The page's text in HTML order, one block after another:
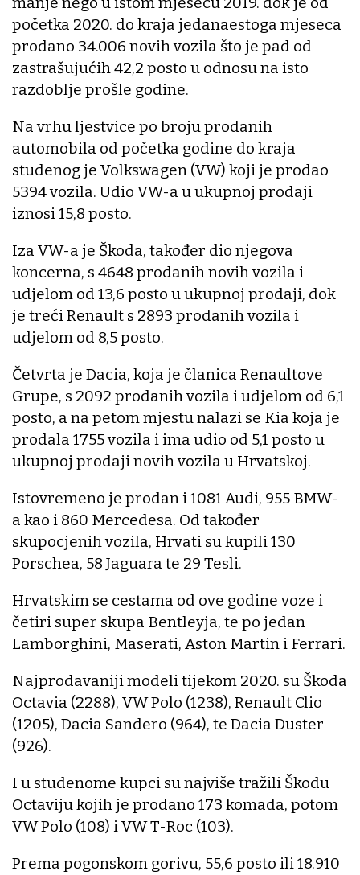
početka 2020. do kraja jedanaestoga mjeseca
prodano 34.006 novih vozila što je pad od
zastrašujućih 42,2 posto u odnosu na isto
razdoblje prošle godine.
Na vrhu ljestvice po broju prodanih
automobila od početka godine do kraja
studenog je Volkswagen (VW) koji je prodao
5394 vozila. Udio VW-a u ukupnoj prodaji
iznosi 15,8 posto.
Iza VW-a je Škoda, također dio njegova
koncerna, s 4648 prodanih novih vozila i
udjelom od 13,6 posto u ukupnoj prodaji, dok
je treći Renault s 2893 prodanih vozila i
udjelom od 8,5 posto.
Četvrta je Dacia, koja je članica Renaultove
Grupe, s 2092 prodanih vozila i udjelom od 6,1
posto, a na petom mjestu nalazi se Kia koja je
prodala 1755 vozila i ima udio od 5,1 posto u
ukupnoj prodaji novih vozila u Hrvatskoj.
Istovremeno je prodan i 1081 Audi, 955 BMW-
a kao i 860 Mercedesa. Od također
skupocjenih vozila, Hrvati su kupili 130
Porschea, 58 Jaguara te 29 Tesli.
Hrvatskim se cestama od ove godine voze i
četiri super skupa Bentleyja, te po jedan
Lamborghini, Maserati, Aston Martin i Ferrari.
Najprodavaniji modeli tijekom 2020. su Škoda
Octavia (2288), VW Polo (1238), Renault Clio
(1205), Dacia Sandero (964), te Dacia Duster
(926).
I u studenome kupci su najviše tražili Škodu
Octaviju kojih je prodano 173 komada, potom
VW Polo (108) i VW T-Roc (103).
Prema pogonskom gorivu, 55,6 posto ili 18.910